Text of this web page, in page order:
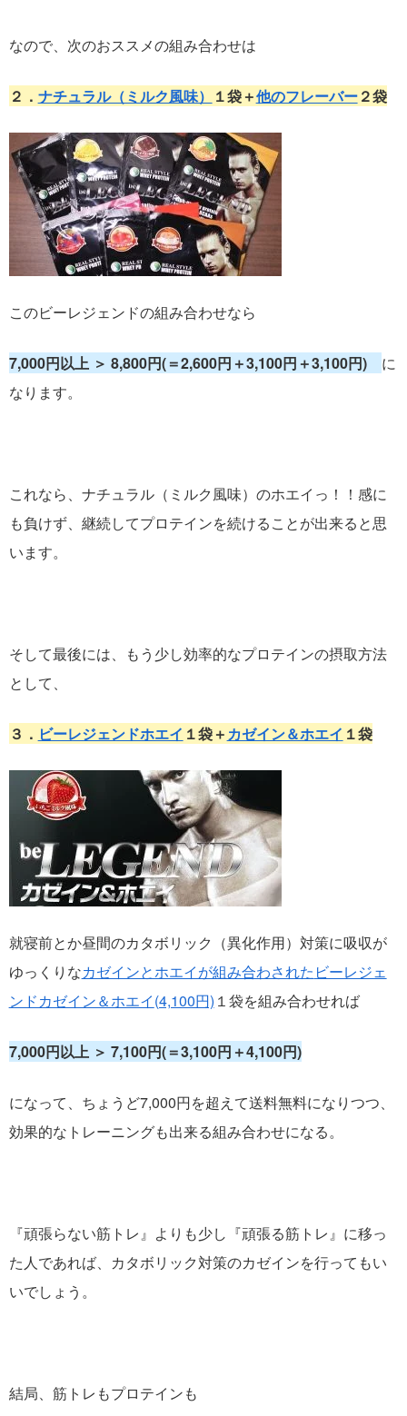
なので、次のおススメの組み合わせは
２． ナチュラル（ミルク風味） １袋＋他のフレーバー２袋
このビーレジェンドの組み合わせなら
7,000円以上 ＞ 8,800円(＝2,600円＋3,100円＋3,100円) に
なります。
これなら、ナチュラル（ミルク風味）のホエイっ！！感に
も負けず、継続してプロテインを続けることが出来ると思
います。
そして最後には、もう少し効率的なプロテインの摂取方法
として、
３． ビーレジェンドホエイ １袋＋カゼイン＆ホエイ １袋
就寝前とか昼間のカタボリック（異化作用）対策に吸収が
ゆっくりなカゼインとホエイが組み合わされた ビーレジェ
ンドカゼイン＆ホエイ(4,100円) １袋を組み合わせれば
7,000円以上 ＞ 7,100円(＝3,100円＋4,100円)
になって、ちょうど7,000円を超えて送料無料になりつつ、
効果的なトレーニングも出来る組み合わせになる。
『頑張らない筋トレ』よりも少し『頑張る筋トレ』に移っ
た人であれば、カタボリック対策のカゼインを行ってもい
いでしょう。
結局、筋トレもプロテインも